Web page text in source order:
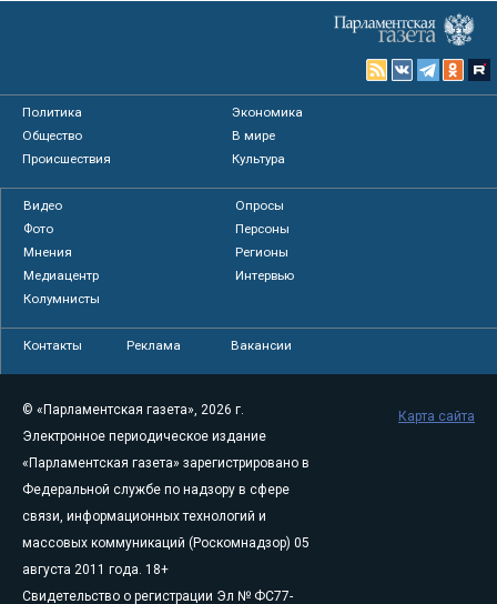
Политика
Экономика
Общество
В мире
Происшествия
Культура
Видео
Опросы
Фото
Персоны
Мнения
Регионы
Медиацентр
Интервью
Колумнисты
Контакты Реклама Вакансии
© «Парламентская газета», 2026 г.
Электронное периодическое издание
«Парламентская газета» зарегистрировано в
Федеральной службе по надзору в сфере
связи, информационных технологий и
массовых коммуникаций (Роскомнадзор) 05
августа 2011 года. 18+
Свидетельство о регистрации Эл № ФС77-
Карта сайта